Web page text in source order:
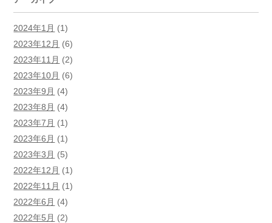
2024年1月 (1)
2023年12月 (6)
2023年11月 (2)
2023年10月 (6)
2023年9月 (4)
2023年8月 (4)
2023年7月 (1)
2023年6月 (1)
2023年3月 (5)
2022年12月 (1)
2022年11月 (1)
2022年6月 (4)
2022年5月 (2)